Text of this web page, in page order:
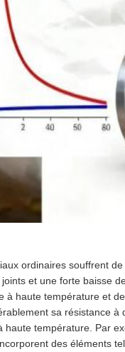
ordinaires souffrent
et une forte baisse
haute température et
sa résistance
température. Par
des éléments